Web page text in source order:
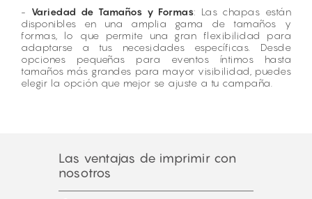
- Variedad de Tamaños y Formas: Las chapas están
disponibles en una amplia gama de tamaños y
formas, lo que permite una gran flexibilidad para
adaptarse a tus necesidades específicas. Desde
opciones pequeñas para eventos íntimos hasta
tamaños más grandes para mayor visibilidad, puedes
elegir la opción que mejor se ajuste a tu campaña.
Las ventajas de imprimir con
nosotros